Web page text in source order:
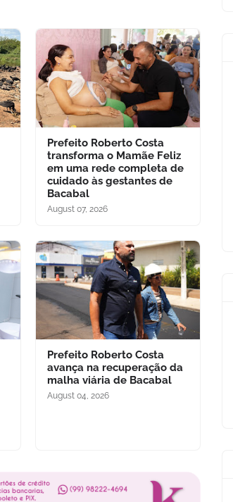
Prefeito Roberto Costa
transforma o Mamãe Feliz
em uma rede completa de
cuidado às gestantes de
Bacabal
August 07, 2026
Prefeito Roberto Costa
avança na recuperação da
malha viária de Bacabal
August 04, 2026